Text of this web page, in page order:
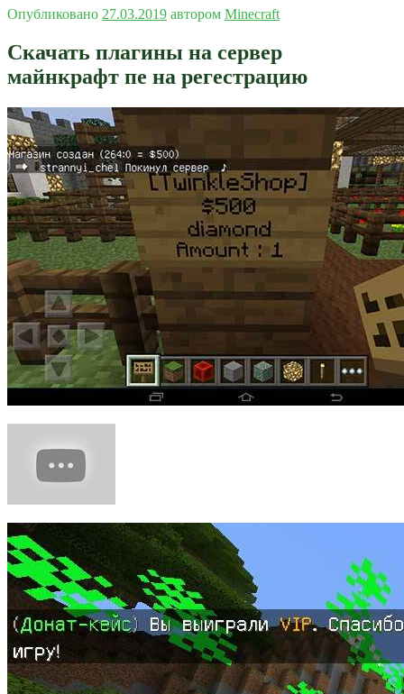
Опубликовано 27.03.2019 автором Minecraft
Скачать плагины на сервер
майнкрафт пе на регестрацию